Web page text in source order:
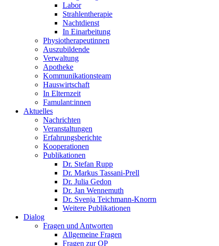
Labor
Strahlentherapie
Nachtdienst
In Einarbeitung
Physiotherapeutinnen
Auszubildende
Verwaltung
Apotheke
Kommunikationsteam
Hauswirtschaft
In Elternzeit
Famulant:innen
Aktuelles
Nachrichten
Veranstaltungen
Erfahrungsberichte
Kooperationen
Publikationen
Dr. Stefan Rupp
Dr. Markus Tassani-Prell
Dr. Julia Gedon
Dr. Jan Wennemuth
Dr. Svenja Teichmann-Knorrn
Weitere Publikationen
Dialog
Fragen und Antworten
Allgemeine Fragen
Fragen zur OP